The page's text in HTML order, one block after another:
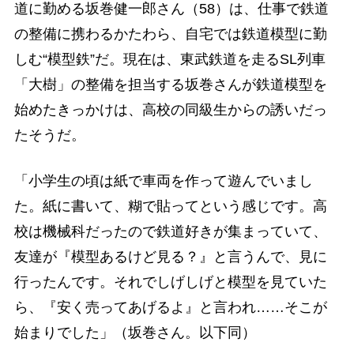
道に勤める坂巻健一郎さん（58）は、仕事で鉄道
の整備に携わるかたわら、自宅では鉄道模型に勤
しむ“模型鉄”だ。現在は、東武鉄道を走るSL列車
「大樹」の整備を担当する坂巻さんが鉄道模型を
始めたきっかけは、高校の同級生からの誘いだっ
たそうだ。
「小学生の頃は紙で車両を作って遊んでいまし
た。紙に書いて、糊で貼ってという感じです。高
校は機械科だったので鉄道好きが集まっていて、
友達が『模型あるけど見る？』と言うんで、見に
行ったんです。それでしげしげと模型を見ていた
ら、『安く売ってあげるよ』と言われ……そこが
始まりでした」（坂巻さん。以下同）